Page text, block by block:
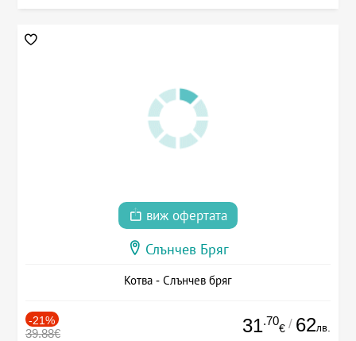
виж офертата
Слънчев Бряг
Котва - Слънчев бряг
-21%
39.88€ 31.70
€ / 62лв.